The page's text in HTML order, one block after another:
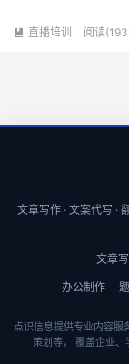
 直播培训 阅读
文章写作 · 文案代写 ·
文章
办公制作
点识信息提供专业内容服
策划等， 覆盖企业、